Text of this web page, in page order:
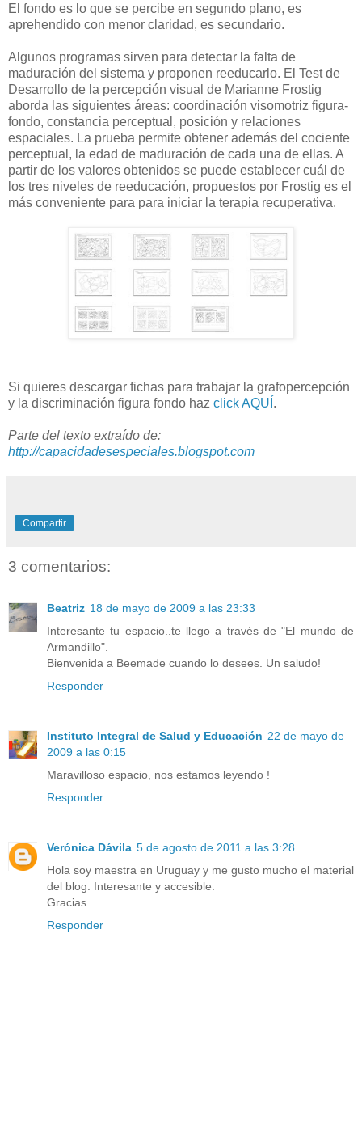
El fondo es lo que se percibe en segundo plano, es
aprehendido con menor claridad, es secundario.
Algunos programas sirven para detectar la falta de
maduración del sistema y proponen reeducarlo. El Test de
Desarrollo de la percepción visual de Marianne Frostig
aborda las siguientes áreas: coordinación visomotriz figura-
fondo, constancia perceptual, posición y relaciones
espaciales. La prueba permite obtener además del cociente
perceptual, la edad de maduración de cada una de ellas. A
partir de los valores obtenidos se puede establecer cuál de
los tres niveles de reeducación, propuestos por Frostig es el
más conveniente para para iniciar la terapia recuperativa.
Si quieres descargar fichas para trabajar la grafopercepción
y la discriminación figura fondo haz click AQUÍ .
Parte del texto extraído de:
http://capacidadesespeciales.blogspot.com
Compartir
3 comentarios:
Beatriz 18 de mayo de 2009 a las 23:33
Interesante tu espacio..te llego a través de "El mundo de
Armandillo".
Bienvenida a Beemade cuando lo desees. Un saludo!
Responder
Instituto Integral de Salud y Educación 22 de mayo de
2009 a las 0:15
Maravilloso espacio, nos estamos leyendo !
Responder
Verónica Dávila 5 de agosto de 2011 a las 3:28
Hola soy maestra en Uruguay y me gusto mucho el material
del blog. Interesante y accesible.
Gracias.
Responder